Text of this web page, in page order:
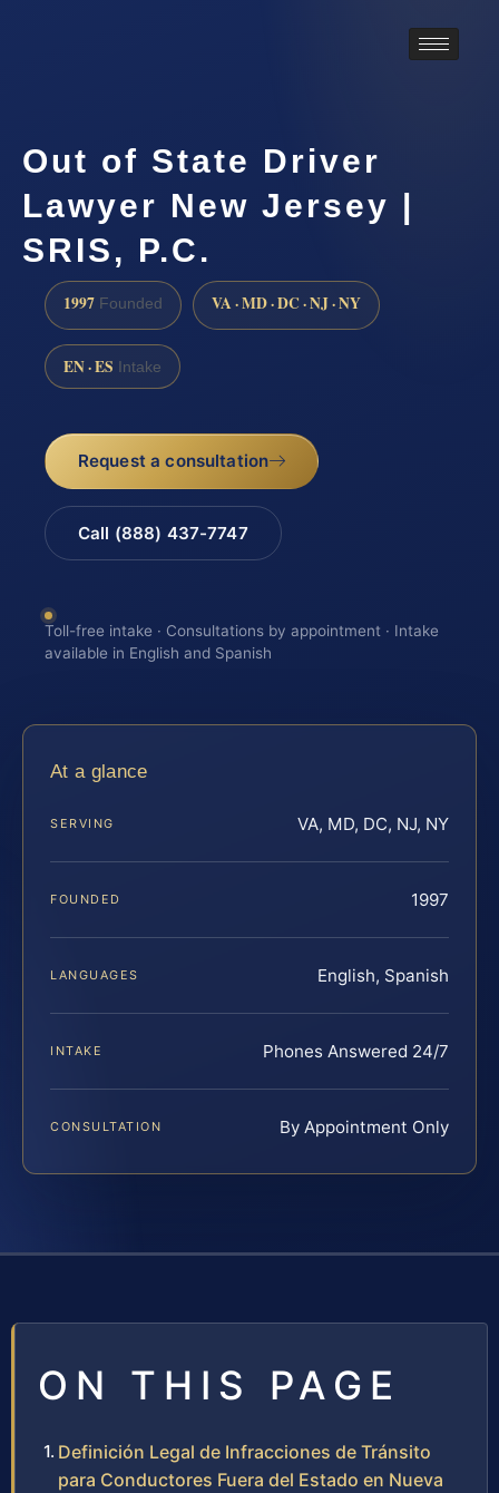
Out of State Driver
Lawyer New Jersey |
SRIS, P.C.
1997 Founded VA · MD · DC · NJ · NY
EN · ES Intake
Request a consultation
Call (888) 437-7747
Toll-free intake · Consultations by appointment · Intake
available in English and Spanish
At a glance
SERVING VA, MD, DC, NJ, NY
FOUNDED 1997
LANGUAGES English, Spanish
INTAKE Phones Answered 24/7
CONSULTATION By Appointment Only
ON THIS PAGE
Definición Legal de Infracciones de Tránsito
para Conductores Fuera del Estado en Nueva